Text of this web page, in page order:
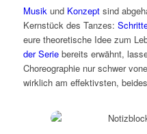
Musik und Konzept sind
Kernstück des Tanzes:
eure theoretische Idee zum
der Seriebereits erwähnt,
Choreographie nur schwer
wirklich am effektivsten,
Vector Image